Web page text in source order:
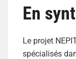
En
Le projet
spécialisés